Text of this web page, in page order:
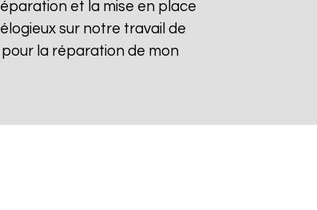
et la mise en place
sur notre travail de
la réparation de mon